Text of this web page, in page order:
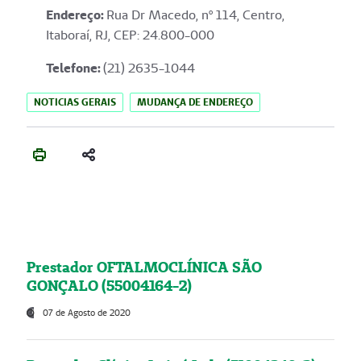
Endereço:Rua Dr Macedo, nº 114, Centro,
Itaboraí, RJ, CEP: 24.800-000
Telefone:(21) 2635-1044
NOTICIAS GERAIS MUDANÇA DE ENDEREÇO
Prestador OFTALMOCLÍNICA SÃO
GONÇALO (55004164-2)
07 de Agosto de 2020